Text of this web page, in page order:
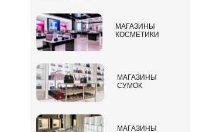
МАГАЗИНЫ
КОСМЕТИКИ
МАГАЗИНЫ
СУМОК
МАГАЗИНЫ